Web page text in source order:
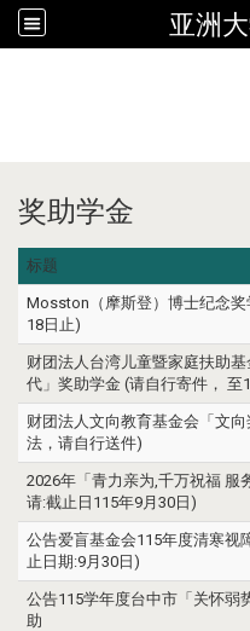
亚洲
奖助学金
标题
Mosston（摩斯登）博士纪念奖
18日止)
财团法人台湾儿童暨家庭扶助
代」奖助学金 (请自行寄件， 至
财团法人文向教育基金会「文
法，请自行送件)
2026年「青力亲为,千万祝福 服
请:截止日115年9月30日)
公告爱盲基金会115年度清寒视
止日期:9月30日)
公告115学年度台中市「关怀弱
助